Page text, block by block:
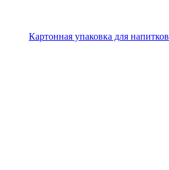
Картонная упаковка для напитков